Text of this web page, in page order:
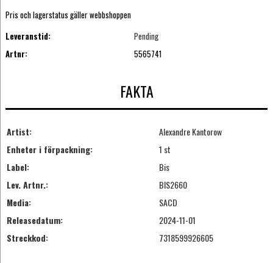
Pris och lagerstatus gäller webbshoppen
Leveranstid:
Pending
Artnr:
5565741
FAKTA
Artist:
Alexandre Kantorow
Enheter i förpackning:
1 st
Label:
Bis
Lev. Artnr.:
BIS2660
Media:
SACD
Releasedatum:
2024-11-01
Streckkod:
7318599926605